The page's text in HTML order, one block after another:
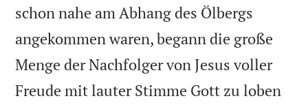
schon nahe am Abhang des Ölbergs
angekommen waren, begann die große
Menge der Nachfolger von Jesus voller
Freude mit lauter Stimme Gott zu loben